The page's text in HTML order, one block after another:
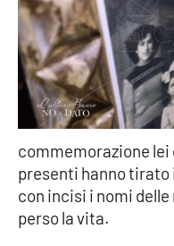
Parchi Marini Calabria
Leggendo Alvaro
Imprese Di Calabria
Le perfidie di
Venti di
commemorazione
presenti hanno tirato
con incisi i nomi
perso la vita.